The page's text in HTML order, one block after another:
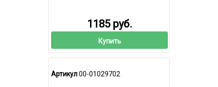
1185 руб.
Купить
Артикул00-01029702